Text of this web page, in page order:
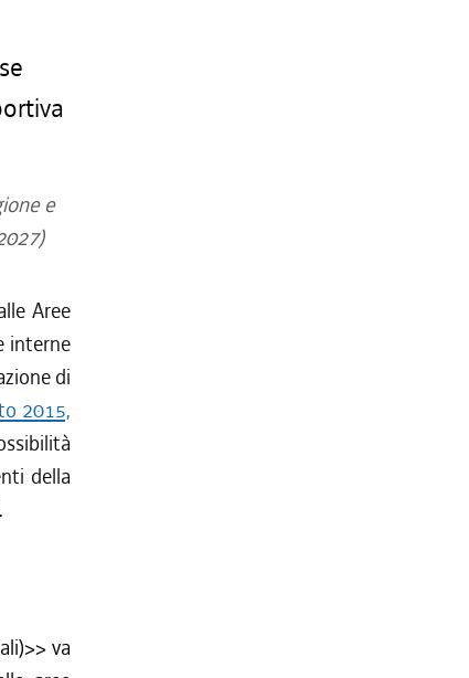
e
Aree
interne
di
2015,
della
va